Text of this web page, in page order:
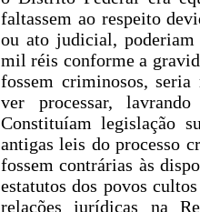
faltassem ao respeito
ou ato judicial,
mil réis conforme a
fossem criminosos,
ver processar,
Constituíam legislação
antigas leis do processo
fossem contrárias às
estatutos dos povos
relações jurídicas na